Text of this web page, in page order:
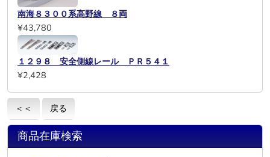
南海８３００系高野線 ８両
¥43,780
１２９８ 安全側線レール ＰＲ５４１
¥2,428
＜＜ 戻る
商品在庫検索